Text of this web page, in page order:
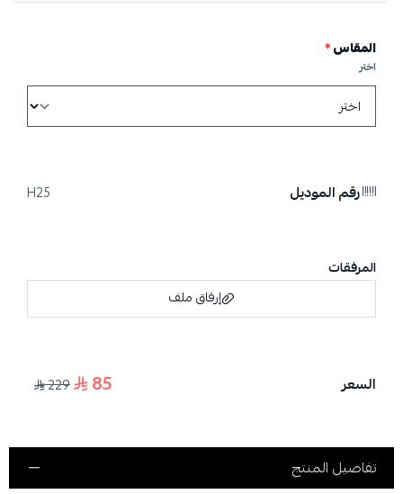
المقاس*
اختر
رقم الموديل H25
المرفقات
إرفاق ملف
السعر 85
229
تفاصيل المنتج